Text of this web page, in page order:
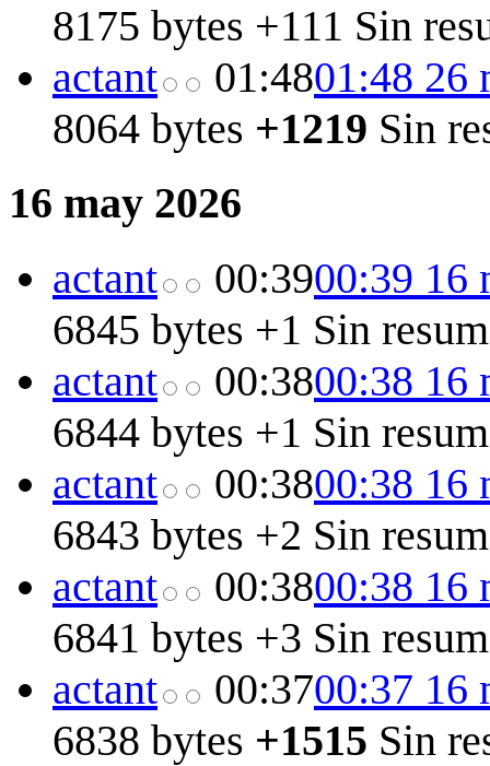
8175 bytes +111 Sin
actant 01:4801:48 26
8064 bytes +1219 Sin
16 may 2026
actant 00:3900:39 16
6845 bytes +1 Sin
actant 00:3800:38 16
6844 bytes +1 Sin
actant 00:3800:38 16
6843 bytes +2 Sin
actant 00:3800:38 16
6841 bytes +3 Sin
actant 00:3700:37 16
6838 bytes +1515 Sin